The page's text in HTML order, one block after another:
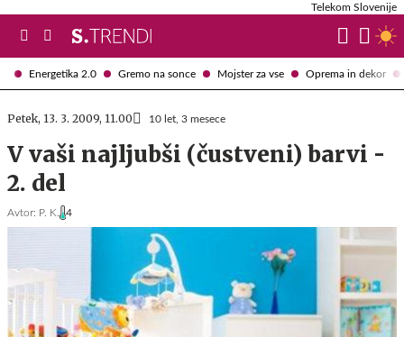
Energetika 2.0 Gremo na sonce Mojster za vse Oprema in dekor
Telekom Slovenije
Petek, 13. 3. 2009, 11.00 10 let, 3 mesece
V vaši najljubši (čustveni) barvi -
2. del
Avtor: P. K. 4